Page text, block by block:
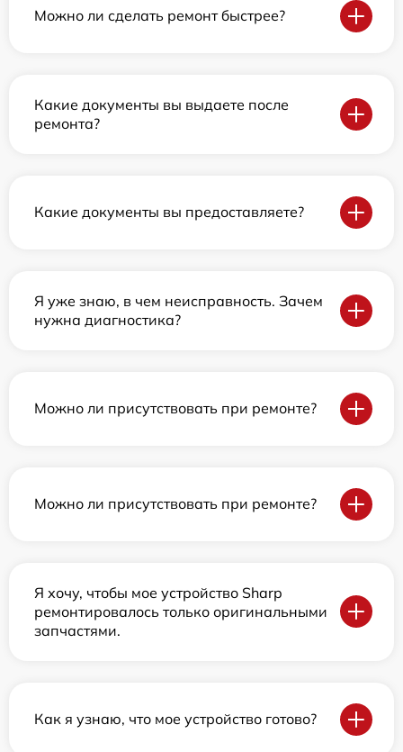
Можно ли сделать ремонт быстрее?
Какие документы вы выдаете после
ремонта?
Какие документы вы предоставляете?
Я уже знаю, в чем неисправность. Зачем
нужна диагностика?
Можно ли присутствовать при ремонте?
Можно ли присутствовать при ремонте?
Я хочу, чтобы мое устройство Sharp
ремонтировалось только оригинальными
запчастями.
Как я узнаю, что мое устройство готово?